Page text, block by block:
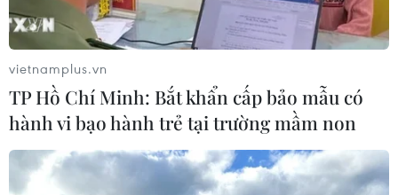
vietnamplus.vn
TP Hồ Chí Minh: Bắt khẩn cấp bảo mẫu có
hành vi bạo hành trẻ tại trường mầm non